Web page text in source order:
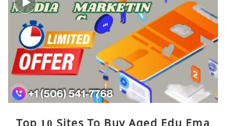
Top 10 Sites To Buy Aged Edu Ema